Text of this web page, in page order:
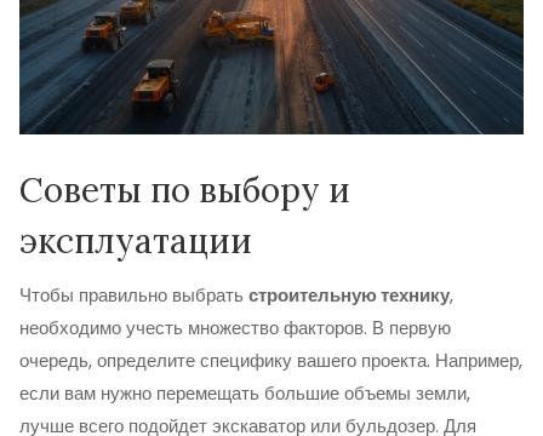
Советы по выбору и
эксплуатации
Чтобы правильно выбратьстроительную технику,
необходимо учесть множество факторов. В первую
очередь, определите специфику вашего проекта. Например,
если вам нужно перемещать большие объемы земли,
лучше всего подойдет экскаватор или бульдозер. Для